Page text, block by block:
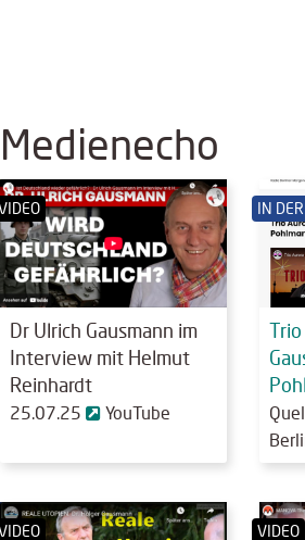
Medienecho
Dr Ulrich Gausmann im
Interview mit Helmut
Reinhardt
25.07.25 YouTube
IN
VIDEO